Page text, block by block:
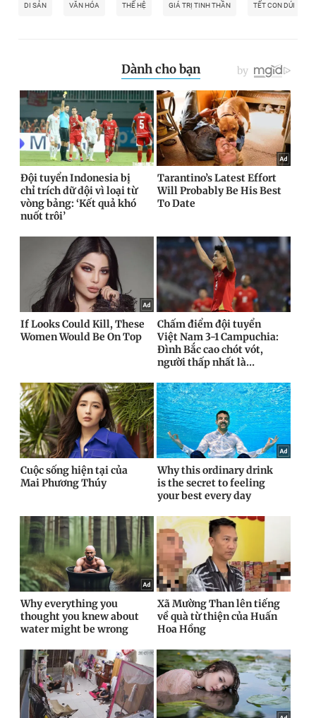
DI SẢN VĂN HÓA THẾ HỆ GIÁ TRỊ TINH THẦN TẾT CON DÚI